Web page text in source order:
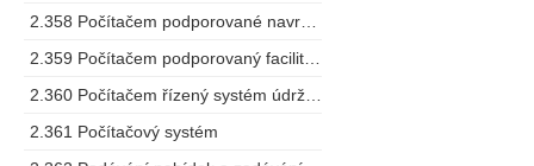
2.361 Počítačový systém